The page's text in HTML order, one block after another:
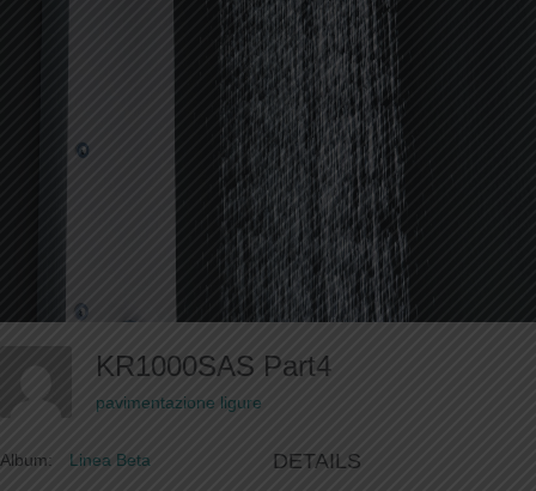
KR1000SAS Part4
pavimentazione ligure
Album:
Linea Beta
DETAILS